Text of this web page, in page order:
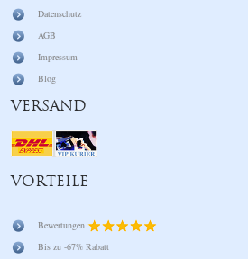
Datenschutz
AGB
Impressum
Blog
VERSAND
VORTEILE
Bewertungen
Bis zu -67% Rabatt